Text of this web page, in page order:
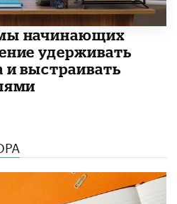
начинающих
удерживать
и выстраивать